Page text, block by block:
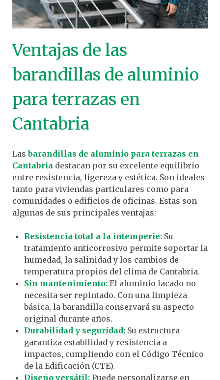
Ventajas de las
barandillas de aluminio
para terrazas en
Cantabria
Lasbarandillas de aluminio para terrazas en
Cantabria destacan por su excelente equilibrio
entre resistencia, ligereza y estética. Son ideales
tanto para viviendas particulares como para
comunidades o edificios de oficinas. Estas son
algunas de sus principales ventajas:
Resistencia total a la intemperie: Su
tratamiento anticorrosivo permite soportar la
humedad, la salinidad y los cambios de
temperatura propios del clima de Cantabria.
Sin mantenimiento: El aluminio lacado no
necesita ser repintado. Con una limpieza
básica, la barandilla conservará su aspecto
original durante años.
Durabilidad y seguridad: Su estructura
garantiza estabilidad y resistencia a
impactos, cumpliendo con el Código Técnico
de la Edificación (CTE).
Diseño versátil: Puede personalizarse en